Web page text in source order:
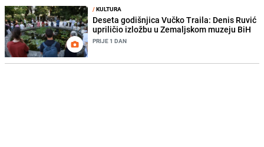
/KULTURA
Deseta godišnjica Vučko Traila: Denis Ruvić
upriličio izložbu u Zemaljskom muzeju BiH
PRIJE 1 DAN